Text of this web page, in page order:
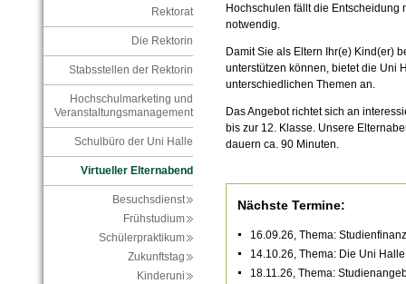
Rektorat
Die Rektorin
Stabsstellen der Rektorin
Hochschulmarketing und
Veranstaltungsmanagement
Schulbüro der Uni Halle
Virtueller Elternabend
Besuchsdienst
Frühstudium
Schülerpraktikum
Zukunftstag
Kinderuni
Hochschulen fällt die Entscheidung
notwendig.
Damit Sie als Eltern Ihr(e) Kind(er)
unterstützen können, bietet die Uni
unterschiedlichen Themen an.
Das Angebot richtet sich an
bis zur 12. Klasse. Unsere
dauern ca. 90 Minuten.
Nächste Termine:
16.09.26, Thema:
14.10.26, Thema: Die Uni
18.11.26, Thema: